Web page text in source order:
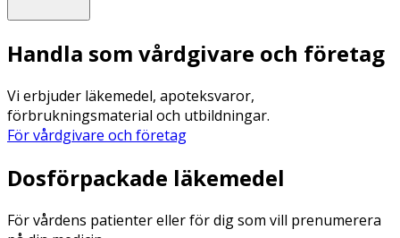
Handla som vårdgivare och företag
Vi erbjuder läkemedel, apoteksvaror,
förbrukningsmaterial och utbildningar.
För vårdgivare och företag
Dosförpackade läkemedel
För vårdens patienter eller för dig som vill prenumerera